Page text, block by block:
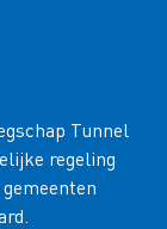
Tunnel
regeling